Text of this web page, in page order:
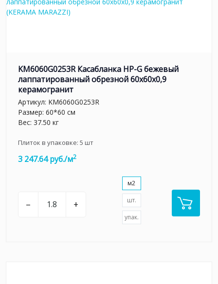
KM6060G0253R Касабланка HP-G бежевый
лаппатированный обрезной 60x60x0,9
керамогранит
Артикул: KM6060G0253R
Размер: 60*60 см
Вес: 37.50 кг
Плиток в упаковке: 5 шт
3 247.64 руб./м2
– +
м2
шт.
упак.